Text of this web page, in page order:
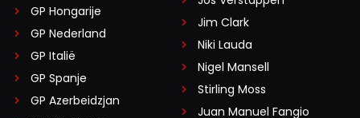
GP Hongarije
GP Nederland
GP Italië
GP Spanje
GP Azerbeidzjan
Jim Clark
Niki Lauda
Nigel Mansell
Stirling Moss
Juan Manuel Fangio